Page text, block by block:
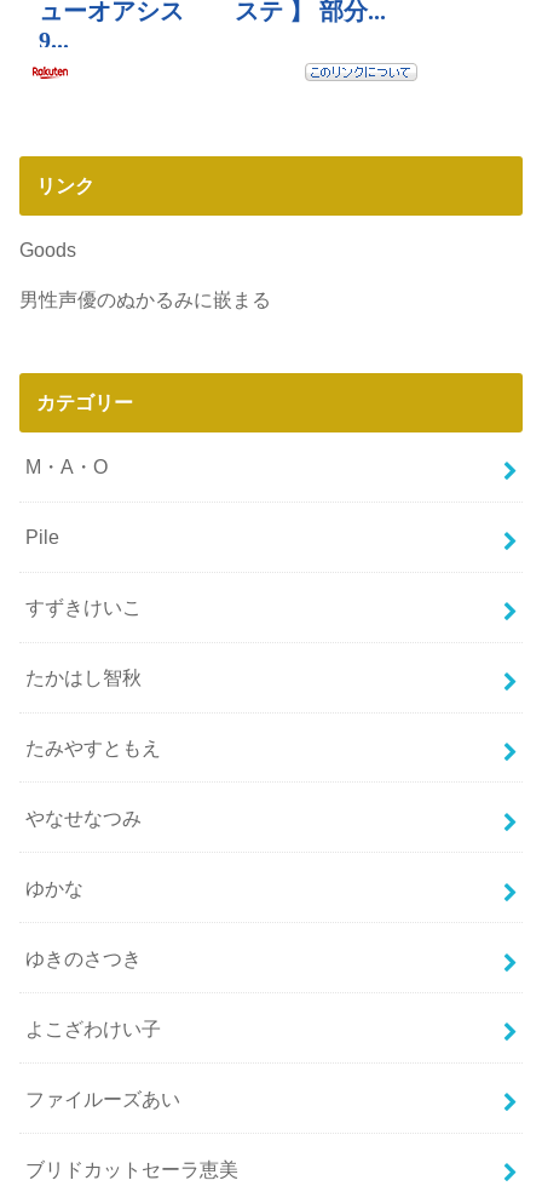
リンク
Goods
男性声優のぬかるみに嵌まる
カテゴリー
M・A・O
Pile
すずきけいこ
たかはし智秋
たみやすともえ
やなせなつみ
ゆかな
ゆきのさつき
よこざわけい子
ファイルーズあい
ブリドカットセーラ恵美